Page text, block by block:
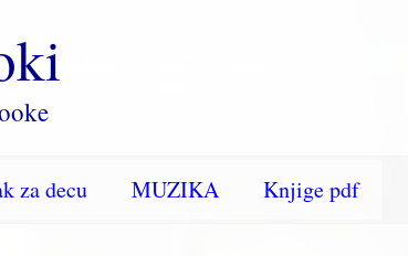
za decu MUZIKA Knjige pdf